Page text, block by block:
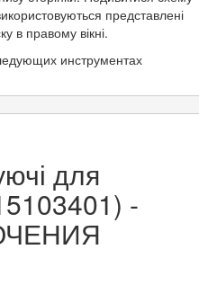
представлені
в правому вікні.
инструментах
для
-